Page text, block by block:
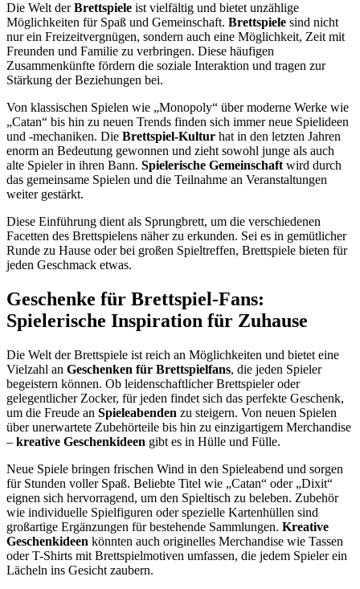
Die Welt derBrettspiele ist vielfältig und bietet unzählige
Möglichkeiten für Spaß und Gemeinschaft. Brettspiele sind nicht
nur ein Freizeitvergnügen, sondern auch eine Möglichkeit, Zeit mit
Freunden und Familie zu verbringen. Diese häufigen
Zusammenkünfte fördern die soziale Interaktion und tragen zur
Stärkung der Beziehungen bei.
Von klassischen Spielen wie „Monopoly“ über moderne Werke wie
„Catan“ bis hin zu neuen Trends finden sich immer neue Spielideen
und -mechaniken. Die Brettspiel-Kultur hat in den letzten Jahren
enorm an Bedeutung gewonnen und zieht sowohl junge als auch
alte Spieler in ihren Bann. Spielerische Gemeinschaft wird durch
das gemeinsame Spielen und die Teilnahme an Veranstaltungen
weiter gestärkt.
Diese Einführung dient als Sprungbrett, um die verschiedenen
Facetten des Brettspielens näher zu erkunden. Sei es in gemütlicher
Runde zu Hause oder bei großen Spieltreffen, Brettspiele bieten für
jeden Geschmack etwas.
Geschenke für Brettspiel-Fans:
Spielerische Inspiration für Zuhause
Die Welt der Brettspiele ist reich an Möglichkeiten und bietet eine
Vielzahl an Geschenken für Brettspielfans, die jeden Spieler
begeistern können. Ob leidenschaftlicher Brettspieler oder
gelegentlicher Zocker, für jeden findet sich das perfekte Geschenk,
um die Freude an Spieleabenden zu steigern. Von neuen Spielen
über unerwartete Zubehörteile bis hin zu einzigartigem Merchandise
– kreative Geschenkideen gibt es in Hülle und Fülle.
Neue Spiele bringen frischen Wind in den Spieleabend und sorgen
für Stunden voller Spaß. Beliebte Titel wie „Catan“ oder „Dixit“
eignen sich hervorragend, um den Spieltisch zu beleben. Zubehör
wie individuelle Spielfiguren oder spezielle Kartenhüllen sind
großartige Ergänzungen für bestehende Sammlungen. Kreative
Geschenkideen könnten auch originelles Merchandise wie Tassen
oder T-Shirts mit Brettspielmotiven umfassen, die jedem Spieler ein
Lächeln ins Gesicht zaubern.